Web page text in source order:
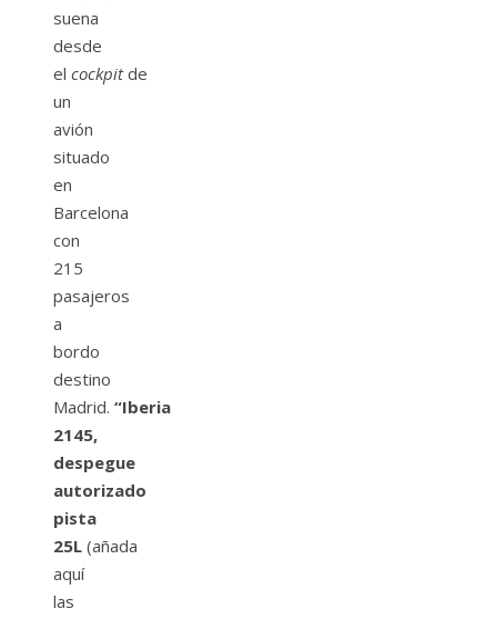
suena
desde
el cockpitde
un
avión
situado
en
Barcelona
con
215
pasajeros
a
bordo
destino
Madrid. “Iberia
2145,
despegue
autorizado
pista
25L (añada
aquí
las